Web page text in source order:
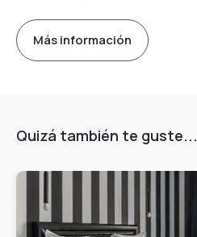
Más información
Quizá también te guste...